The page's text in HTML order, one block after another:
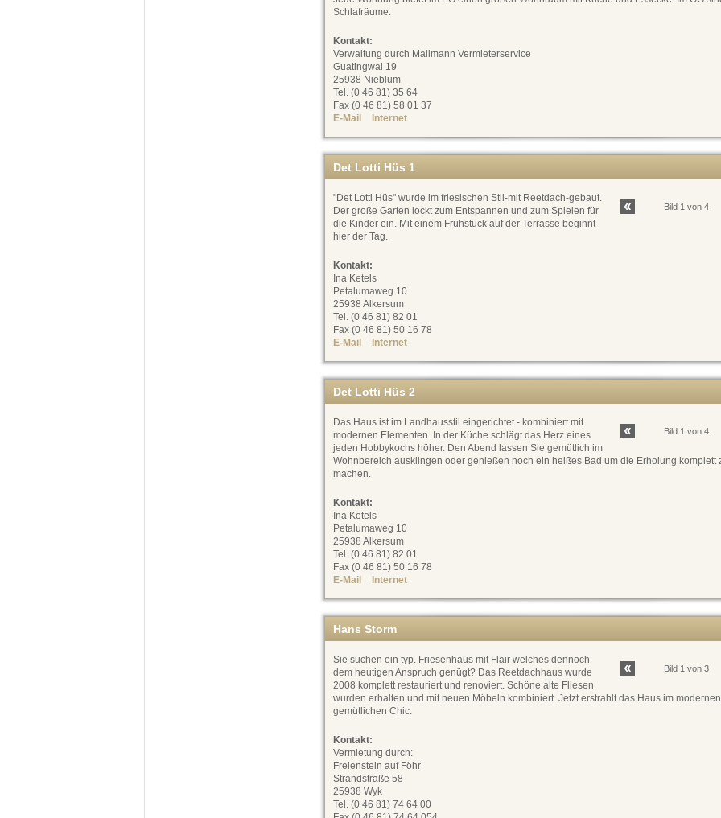
Schlafräume.
Kontakt:
Verwaltung durch Mallmann Vermieterservice
Guatingwai 19
25938 Nieblum
Tel. (0 46 81) 35 64
Fax (0 46 81) 58 01 37
E-Mail
Internet
Det Lotti Hüs 1
Bild 1 von 4
"Det Lotti Hüs" wurde im friesischen Stil-mit Reetdach-gebaut.
Der große Garten lockt zum Entspannen und zum Spielen für
die Kinder ein. Mit einem Frühstück auf der Terrasse beginnt
hier der Tag.
Kontakt:
Ina Ketels
Petalumaweg 10
25938 Alkersum
Tel. (0 46 81) 82 01
Fax (0 46 81) 50 16 78
E-Mail
Internet
Det Lotti Hüs 2
Bild 1 von 4
Das Haus ist im Landhausstil eingerichtet - kombiniert mit
modernen Elementen. In der Küche schlägt das Herz eines
jeden Hobbykochs höher. Den Abend lassen Sie gemütlich im
Wohnbereich ausklingen oder genießen noch ein heißes Bad um die Erholung komplett
machen.
Kontakt:
Ina Ketels
Petalumaweg 10
25938 Alkersum
Tel. (0 46 81) 82 01
Fax (0 46 81) 50 16 78
E-Mail
Internet
Hans Storm
Bild 1 von 3
Sie suchen ein typ. Friesenhaus mit Flair welches dennoch
dem heutigen Anspruch genügt? Das Reetdachhaus wurde
2008 komplett restauriert und renoviert. Schöne alte Fliesen
wurden erhalten und mit neuen Möbeln kombiniert. Jetzt erstrahlt das Haus im
gemütlichen Chic.
Kontakt:
Vermietung durch:
Freienstein auf Föhr
Strandstraße 58
25938 Wyk
Tel. (0 46 81) 74 64 00